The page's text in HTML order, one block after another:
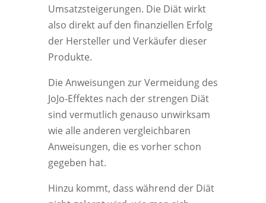
Umsatzsteigerungen. Die Diät wirkt
also direkt auf den finanziellen Erfolg
der Hersteller und Verkäufer dieser
Produkte.
Die Anweisungen zur Vermeidung des
JoJo-Effektes nach der strengen Diät
sind vermutlich genauso unwirksam
wie alle anderen vergleichbaren
Anweisungen, die es vorher schon
gegeben hat.
Hinzu kommt, dass während der Diät